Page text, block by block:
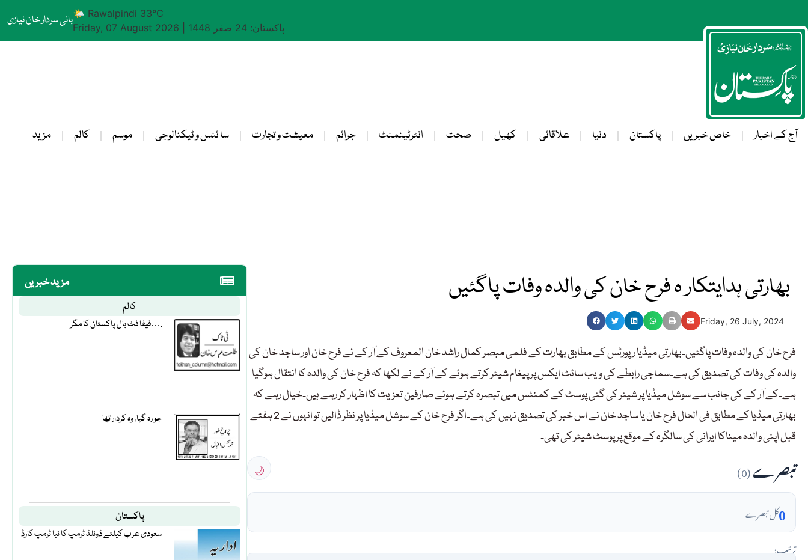
بانی سردار خان نیازی🌤 Rawalpindi 33°C
Friday, 07 August 2026
پاکستان: 24 صفر 1448
آج کے اخبار خاص خبریں پاکستان دنیا علاقائی کھیل صحت انٹرٹینمنٹ جرائم معیشت و تجارت سا ئنس و ٹیکنالوجی موسم کالم مزید
مزید خبریں
کالم
فیفا فٹ بال پاکستان کا مگر….
جو رہ گیا، وہ کردار تھا
پاکستان
سعودی عرب کیلئے ڈونلڈ ٹرمپ کا نیا ٹرمپ کارڈ
بھارتی ہدایتکار ہ فرح خان کی والدہ وفات پاگئیں
Friday, 26 July, 2024
فرح خان کی والدہ وفات پاگئیں۔بھارتی میڈیا رپورٹس کے مطابق بھارت کے فلمی مبصر کمال راشد خان المعروف کے آر کے نے فرح خان اور ساجد خان کی
والدہ کی وفات کی تصدیق کی ہے۔سماجی رابطے کی ویب سائٹ ایکس پر پیغام شیئر کرتے ہوئے کے آر کے نے لکھا کہ فرح خان کی والدہ کا انتقال ہوگیا
ہے۔کے آر کے کی جانب سے سوشل میڈیا پر شیئر کی گئی پوسٹ کے کمنٹس میں تبصرہ کرتے ہوئے صارفین تعزیت کا اظہار کر رہے ہیں۔خیال رہے کہ
بھارتی میڈیا کے مطابق فی الحال فرح خان یا ساجد خان نے اس خبر کی تصدیق نہیں کی ہے۔اگر فرح خان کے سوشل میڈیا پر نظر ڈالیں تو انہوں نے 2 ہفتے
قبل اپنی والدہ میناکا ایرانی کی سالگرہ کے موقع پر پوسٹ شیئر کی تھی۔
تبصرے(0)
🌙
0کل تبصرے
ترتیب: